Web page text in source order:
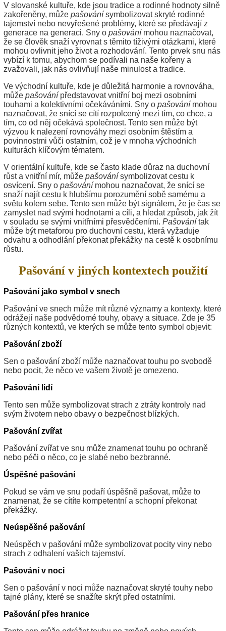
V slovanské kultuře, kde jsou tradice a rodinné hodnoty silně
zakořeněny, může pašovánísymbolizovat skryté rodinné
tajemství nebo nevyřešené problémy, které se předávají z
generace na generaci. Sny o pašovánímohou naznačovat,
že se člověk snaží vyrovnat s těmito tíživými otázkami, které
mohou ovlivnit jeho život a rozhodování. Tento prvek snu nás
vybízí k tomu, abychom se podívali na naše kořeny a
zvažovali, jak nás ovlivňují naše minulost a tradice.
Ve východní kultuře, kde je důležitá harmonie a rovnováha,
může pašovánípředstavovat vnitřní boj mezi osobními
touhami a kolektivními očekáváními. Sny o pašovánímohou
naznačovat, že snící se cítí rozpolcený mezi tím, co chce, a
tím, co od něj očekává společnost. Tento sen může být
výzvou k nalezení rovnováhy mezi osobním štěstím a
povinnostmi vůči ostatním, což je v mnoha východních
kulturách klíčovým tématem.
V orientální kultuře, kde se často klade důraz na duchovní
růst a vnitřní mír, může pašovánísymbolizovat cestu k
osvícení. Sny o pašovánímohou naznačovat, že snící se
snaží najít cestu k hlubšímu porozumění sobě samému a
světu kolem sebe. Tento sen může být signálem, že je čas se
zamyslet nad svými hodnotami a cíli, a hledat způsob, jak žít
v souladu se svými vnitřními přesvědčeními. Pašovánítak
může být metaforou pro duchovní cestu, která vyžaduje
odvahu a odhodlání překonat překážky na cestě k osobnímu
růstu.
Pašování v jiných kontextech použití
Pašování jako symbol v snech
Pašování ve snech může mít různé významy a kontexty, které
odrážejí naše podvědomé touhy, obavy a situace. Zde je 35
různých kontextů, ve kterých se může tento symbol objevit:
Pašování zboží
Sen o pašování zboží může naznačovat touhu po svobodě
nebo pocit, že něco ve vašem životě je omezeno.
Pašování lidí
Tento sen může symbolizovat strach z ztráty kontroly nad
svým životem nebo obavy o bezpečnost blízkých.
Pašování zvířat
Pašování zvířat ve snu může znamenat touhu po ochraně
nebo péči o něco, co je slabé nebo bezbranné.
Úspěšné pašování
Pokud se vám ve snu podaří úspěšně pašovat, může to
znamenat, že se cítíte kompetentní a schopní překonat
překážky.
Neúspěšné pašování
Neúspěch v pašování může symbolizovat pocity viny nebo
strach z odhalení vašich tajemství.
Pašování v noci
Sen o pašování v noci může naznačovat skryté touhy nebo
tajné plány, které se snažíte skrýt před ostatními.
Pašování přes hranice